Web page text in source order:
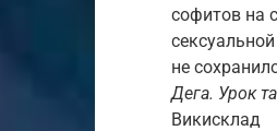
софитов на
не
Дега. Урок
Викисклад